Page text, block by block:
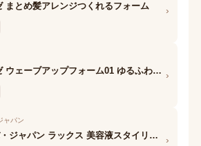
まとめ髪アレンジつくれるフォーム ›
花王 リーゼ ウェーブアップフォーム01 ゆるふわウェーブ ›
ャパン
ユニリーバ・ジャパン ラックス 美容液スタイリング パーマカムバックフォーム ›